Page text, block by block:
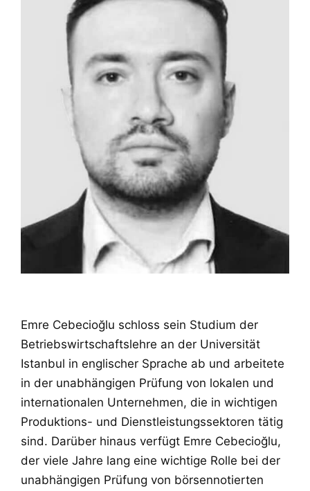
Emre Cebecioğlu schloss sein Studium der
Betriebswirtschaftslehre an der Universität
Istanbul in englischer Sprache ab und arbeitete
in der unabhängigen Prüfung von lokalen und
internationalen Unternehmen, die in wichtigen
Produktions- und Dienstleistungssektoren tätig
sind. Darüber hinaus verfügt Emre Cebecioğlu,
der viele Jahre lang eine wichtige Rolle bei der
unabhängigen Prüfung von börsennotierten